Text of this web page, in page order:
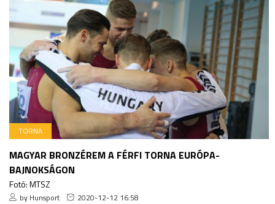
TORNA
MAGYAR BRONZÉREM A FÉRFI TORNA EURÓPA-
BAJNOKSÁGON
Fotó: MTSZ
by Hunsport 2020-12-12 16:58